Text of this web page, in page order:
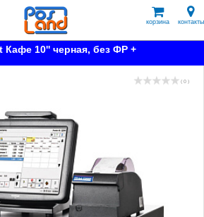
корзина контакты
Кафе 10'' черная, без ФР +
( 0 )